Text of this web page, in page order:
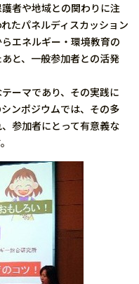
者や地域との関わりに注
たパネルディスカッション
エネルギー・環境教育の
と、一般参加者との活発
ーマであり、その実践に
ンポジウムでは、その多
参加者にとって有意義な